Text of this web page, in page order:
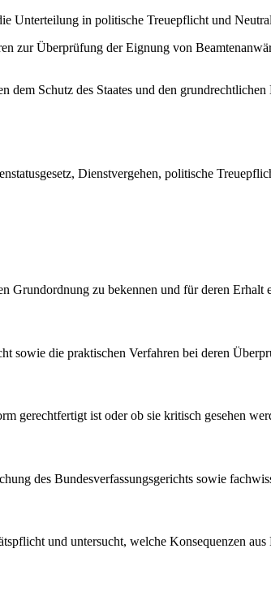
Unterteilung in politische Treuepflicht und
zur Überprüfung der Eignung von
Schutz des Staates und den
Dienstvergehen, politische
Grundordnung zu bekennen und für deren Erhalt
sowie die praktischen Verfahren bei deren
gerechtfertigt ist oder ob sie kritisch gesehen
des Bundesverfassungsgerichts sowie
und untersucht, welche Konsequenzen aus